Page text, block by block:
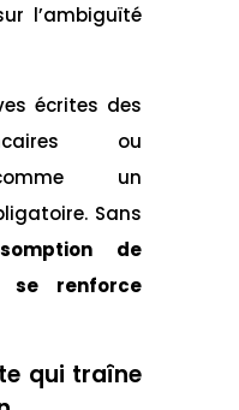
l’ambiguïté
écrites des
ou
un
Sans
de
se renforce
qui traîne